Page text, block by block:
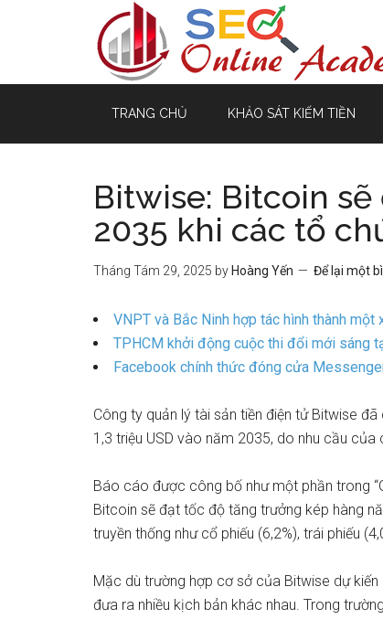
TRANG CHỦ KHẢO SÁT KIẾM TIỀN
Bitwise: Bitcoin sẽ
2035 khi các tổ
Tháng Tám 29, 2025 by Hoàng Yến Để lại một
VNPT và Bắc Ninh hợp tác hình thành một
TPHCM khởi động cuộc thi đổi mới sáng
Facebook chính thức đóng cửa
Công ty quản lý tài sản tiền điện tử Bitwise đã
1,3 triệu USD vào năm 2035, do nhu cầu
Báo cáo được công bố như một phần trong
Bitcoin sẽ đạt tốc độ tăng trưởng kép hàng
truyền thống như cổ phiếu (6,2%), trái phiếu
Mặc dù trường hợp cơ sở của Bitwise dự
đưa ra nhiều kịch bản khác nhau. Trong